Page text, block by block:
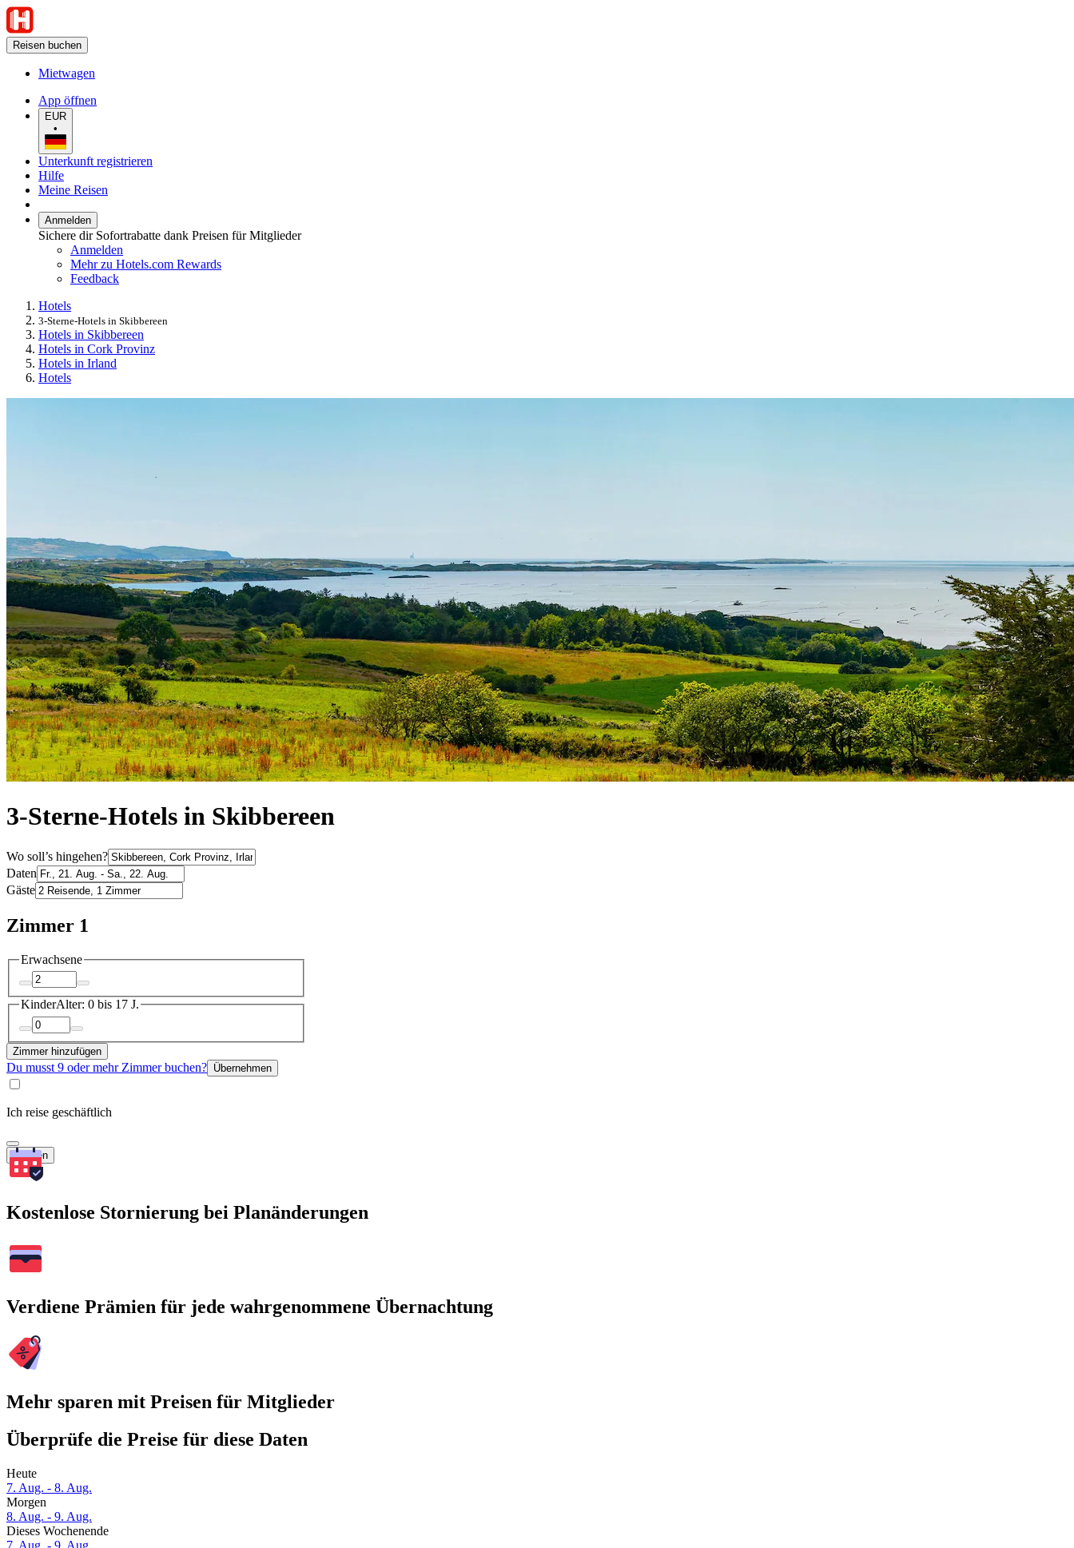
Reisen buchen
Mietwagen
App öffnen
EUR
•
Unterkunft registrieren
Hilfe
Meine Reisen
Anmelden
Sichere dir Sofortrabatte dank Preisen für Mitglieder
Anmelden
Mehr zu Hotels.com Rewards
Feedback
Hotels
3-Sterne-Hotels in Skibbereen
Hotels in Skibbereen
Hotels in Cork Provinz
Hotels in Irland
Hotels
3-Sterne-Hotels in Skibbereen
Wo soll’s hingehen?
Daten
Gäste
Zimmer 1
Erwachsene
KinderAlter: 0 bis 17 J.
Zimmer hinzufügen
Du musst 9 oder mehr Zimmer buchen? Übernehmen
Ich reise geschäftlich
Suchen
Kostenlose Stornierung bei Planänderungen
Verdiene Prämien für jede wahrgenommene Übernachtung
Mehr sparen mit Preisen für Mitglieder
Überprüfe die Preise für diese Daten
Heute
7. Aug. - 8. Aug.
Morgen
8. Aug. - 9. Aug.
Dieses Wochenende